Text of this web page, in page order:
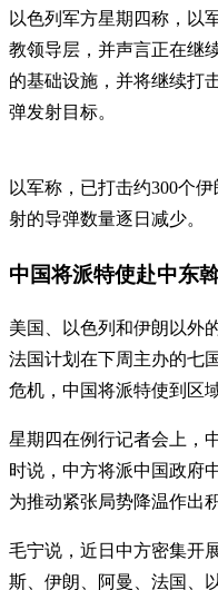
以色列军方星期四称，以
教领导层，并声言正在继
的基础设施，并将继续打
弹发射目标。
以军称，已打击约300个
射的导弹数量逐日减少。
中国将派特使赴中东
美国、以色列和伊朗以外
法国计划在下周主办的七
危机，中国将派特使到区
星期四在例行记者会上，
时说，中方将派中国政府
为推动紧张局势降温作出
毛宁说，近日中方密集开
斯、伊朗、阿曼、法国、